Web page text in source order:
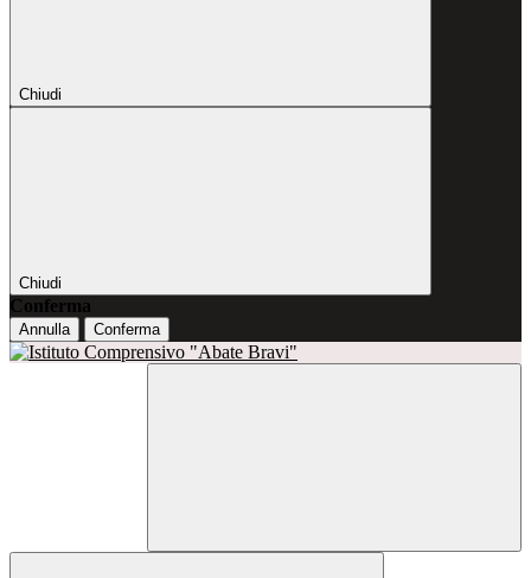
Chiudi
Chiudi
Conferma
Annulla Conferma